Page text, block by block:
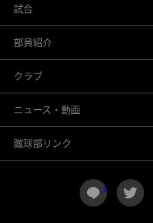
LINE
試合
部員紹介
クラブ
ニュース・動画
蹴球部リンク